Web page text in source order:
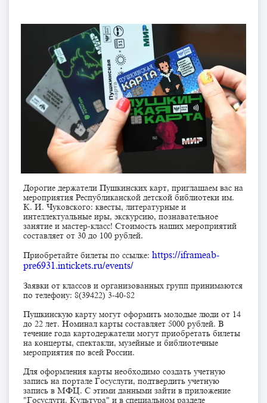
Дорогие держатели Пушкинских карт, приглашаем вас на
мероприятия Республиканской детской библиотеки им.
К. И. Чуковского: квесты, литературные и
интеллектуальные иры, экскурсию, познавательное
занятие и мастер-класс! Стоимость наших мероприятий
составляет от 30 до 100 рублей.
Приобретайте билеты по ссылке: https://iframeab-
pre6931.intickets.ru/events/
Заявки от классов и организованных групп принимаются
по телефону: 8(39422) 3-40-82
Пушкинскую карту могут оформить молодые люди от 14
до 22 лет. Номинал карты составляет 5000 рублей. В
течение года картодержатели могут приобретать билеты
на концерты, спектакли, музейные и библиотечные
мероприятия по всей России.
Для оформления карты необходимо создать учетную
запись на портале Госуслуги, подтвердить учетную
запись в МФЦ. С этими данными зайти в приложение
"Госуслуги. Культура" и в специальном разделе